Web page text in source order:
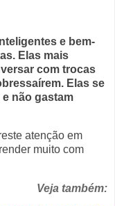
e bem-
Elas mais
com trocas
Elas se
não gastam
atenção em
muito com
Veja também: